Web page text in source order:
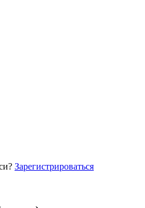
Зарегистрироваться